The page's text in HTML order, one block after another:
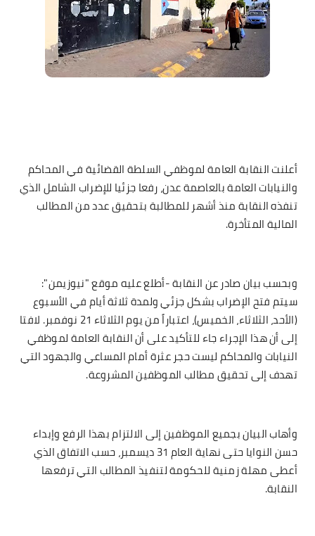
أعلنت النقابة العامة لموظفي السلطة القضائية في المحاكم
والنيابات العامة بالعاصمة عدن، رفعا جزئيا للإضراب الشامل الذي
تنفذه النقابة منذ أشهر للمطالبة بتحقيق عدد من المطالب
المالية المتأخرة.
وبحسب بيان صادر عن النقابة -أطلع عليه موقع "نيوزيمن":
سيتم فتح الإضراب بشكل جزئي ولمدة ثلاثة أيام في الأسبوع
(الأحد، الثلاثاء، الخميس)، اعتباراً من يوم الثلاثاء 21 نوفمبر. لافتا
إلى أن هذا الإجراء جاء للتأكيد على أن النقابة العامة لموظفي
النيابات والمحاكم ليست حجر عثرة أمام المساعي والجهود التي
تهدف إلى تحقيق مطالب الموظفين المشروعة.
وأهاب البيان بجميع الموظفين إلى الالتزام بهذا الرفع وإبداء
حسن النوايا حتى نهاية العام 31 ديسمبر، حسب الاتفاق الذي
أعطى مهلة زمنية للحكومة لتنفيذ المطالب التي ترفعها
النقابة.